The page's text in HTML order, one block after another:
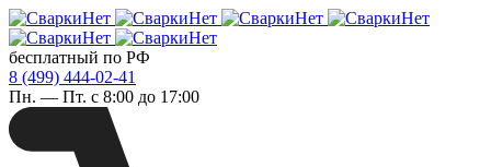
бесплатный по РФ
8 (499) 444-02-41
Пн. — Пт. с 8:00 до 17:00